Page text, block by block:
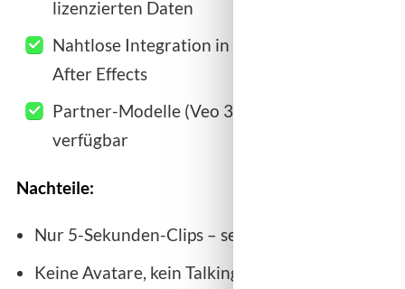
lizenzierten Daten
Nahtlose Integration in Premiere Pro und
After Effects
Partner-Modelle (Veo 3, Runway) direkt
verfügbar
Nachteile:
Nur 5-Sekunden-Clips – sehr kurz
Keine Avatare, kein Talking Head, keine